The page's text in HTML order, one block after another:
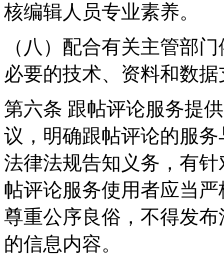
核编辑人员专业素养。
（八）配合有关主管部
必要的技术、资料和数
第六条 跟帖评论服务提
议，明确跟帖评论的服
法律法规告知义务，有
帖评论服务使用者应当
尊重公序良俗，不得发
的信息内容。